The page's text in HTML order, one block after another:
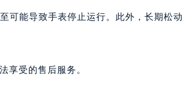
能导致手表停止运行。此外，长期松动
受的售后服务。